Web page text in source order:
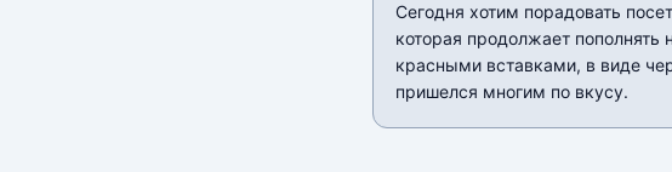
Сегодня хотим порадовать
которая продолжает
красными вставками, в виде
пришелся многим по вкусу.